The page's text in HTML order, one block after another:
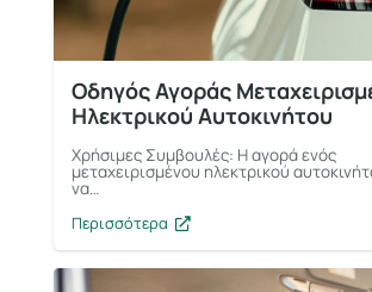
Οδηγός Αγοράς
Ηλεκτρικού Αυτοκινήτου
Χρήσιμες Συμβουλές: Η αγορά ενός
μεταχειρισμένου ηλεκτρικού
να…
Περισσότερα